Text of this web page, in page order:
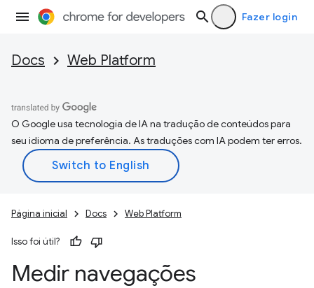
Fazer login
Docs Web Platform
O Google usa tecnologia de IA na tradução de conteúdos para
seu idioma de preferência. As traduções com IA podem ter erros.
Página inicial Docs Web Platform
Isso foi útil?
Medir navegações